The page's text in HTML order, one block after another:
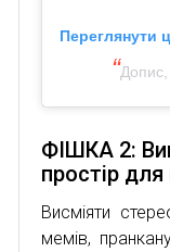
Переглянути
ФІШКА 2:
простір
Висміяти
мемів,